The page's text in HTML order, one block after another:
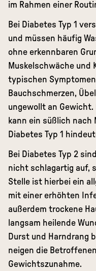
im Rahmen einer
Bei Diabetes Typ 1
und müssen häufig
ohne erkennbaren
Muskelschwäche und
typischen
Bauchschmerzen,
ungewollt an
kann ein süßlich
Diabetes Typ 1
Bei Diabetes Typ 2
nicht schlagartig auf,
Stelle ist hierbei ein
mit einer erhöhten
außerdem trockene
langsam heilende
Durst und Harndrang
neigen die
Gewichtszunahme.